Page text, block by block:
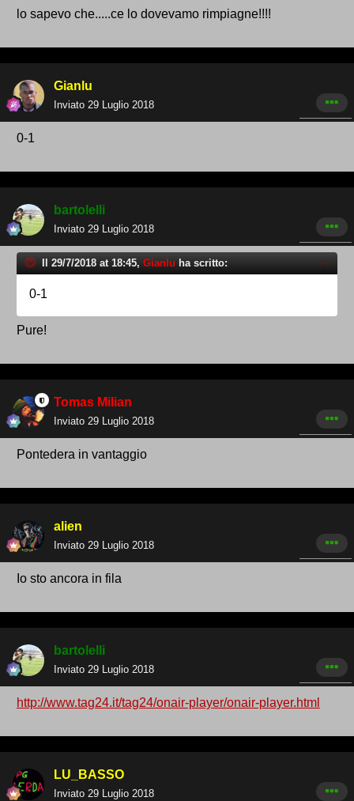
lo sapevo che.....ce lo dovevamo rimpiagne!!!!
Gianlu
Inviato 29 Luglio 2018
0-1
bartolelli
Inviato 29 Luglio 2018
Il 29/7/2018 at 18:45, Gianlu ha scritto:
0-1
Pure!
Tomas Milian
Inviato 29 Luglio 2018
Pontedera in vantaggio
alien
Inviato 29 Luglio 2018
Io sto ancora in fila
bartolelli
Inviato 29 Luglio 2018
http://www.tag24.it/tag24/onair-player/onair-player.html
LU_BASSO
Inviato 29 Luglio 2018